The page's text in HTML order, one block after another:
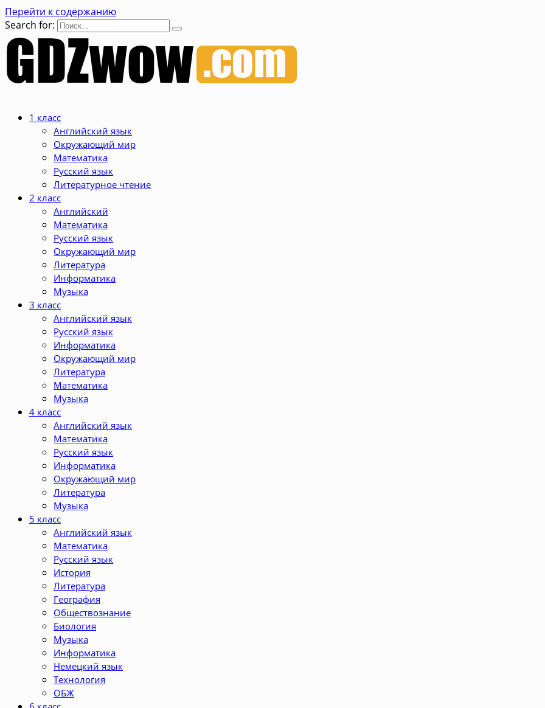
Перейти к содержанию
Search for:
1 класс
Английский язык
Окружающий мир
Математика
Русский язык
Литературное чтение
2 класс
Английский
Математика
Русский язык
Окружающий мир
Литература
Информатика
Музыка
3 класс
Английский язык
Русский язык
Информатика
Окружающий мир
Литература
Математика
Музыка
4 класс
Английский язык
Математика
Русский язык
Информатика
Окружающий мир
Литература
Музыка
5 класс
Английский язык
Математика
Русский язык
История
Литература
География
Обществознание
Биология
Музыка
Информатика
Немецкий язык
Технология
ОБЖ